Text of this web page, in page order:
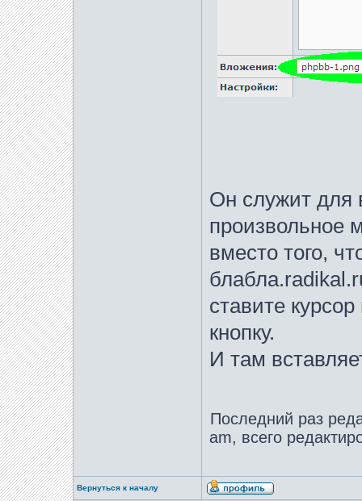
Он служит для
произвольное
вместо того,
ставите
кнопку.
И там
Последний раз
am, всего
Вернуться к началу